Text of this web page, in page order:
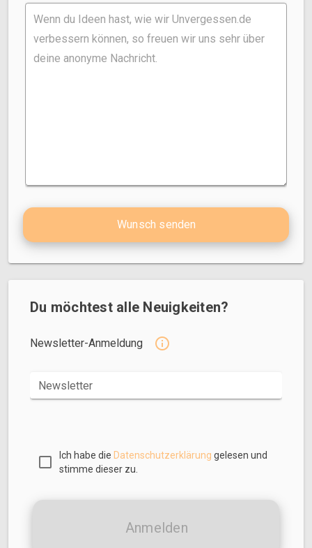
Wunsch senden
Du möchtest alle Neuigkeiten?
Newsletter-Anmeldung
Newsletter
Ich habe die Datenschutzerklärung gelesen und
stimme dieser zu.
Anmelden